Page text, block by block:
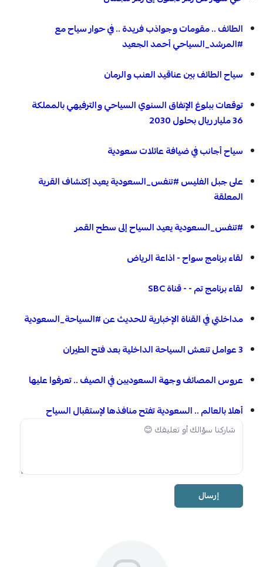
الطائف .. مقومات وجواذب فريدة .. في حوار سياح مع
#المرشد_السياحي أحمد الجعيد
سياح الطائف بين عناقيد العنب والرمان
توقعات ببلوغ الإنفاق السنوي السياحي والترفيهي بالمملكة
36 مليار ريال بحلول 2030
سياح أجانب في ضيافة عائلات سعودية
على جبل الفليس #تنفس_السعودية يعيد إكتشاف القرية
المعلقة
#تنفس_السعودية يعيد السياح إلى سطح القمر
لقاء برنامج سواح - اذاعة الرياض
لقاء برنامج تم - - قناة SBC
مداخلتي في القناة الإخبارية للحديث عن #السياحة_السعودية
3 عوامل تنعش السياحة الداخلية بعد فتح الطيران
عروس المصائف وجهة السعوديين في الصيف .. تعرفوا عليها
أهلا بالعالم .. السعودية تفتح منافذها لإستقبال السياح
إرسال